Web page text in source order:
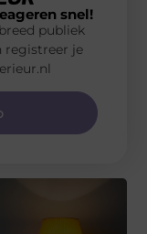
snel!
publiek
registreer je